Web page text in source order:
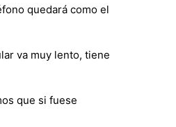
quedará como el
va muy lento, tiene
que si fuese